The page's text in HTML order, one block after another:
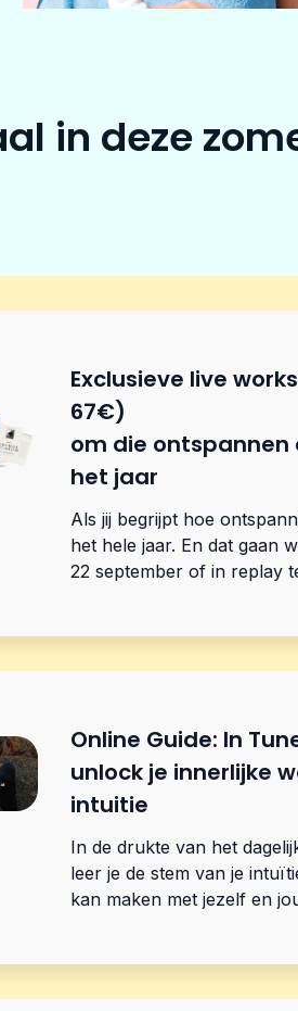
in deze
Exclusieve live
67€)
om die ontspannen
het jaar
Als jij begrijpt hoe
het hele jaar. En dat gaan
22 september of in replay
Online Guide: In
unlock je innerlijke
intuitie
In de drukte van het
leer je de stem van je
kan maken met jezelf en